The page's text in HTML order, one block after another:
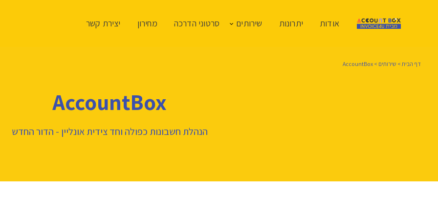
אודות יתרונות שירותים סרטוני הדרכה מחירון יצירת קשר
דף הבית > שירותים >
AccountBox
AccountBox
הנהלת חשבונות כפולה וחד צידית אונליין - הדור החדש